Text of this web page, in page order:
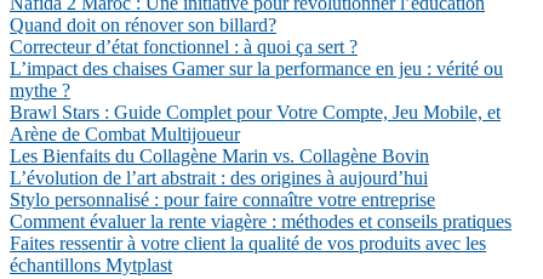
Quand doit on rénover son billard?
Correcteur d’état fonctionnel : à quoi ça sert ?
L’impact des chaises Gamer sur la performance en jeu : vérité ou
mythe ?
Brawl Stars : Guide Complet pour Votre Compte, Jeu Mobile, et
Arène de Combat Multijoueur
Les Bienfaits du Collagène Marin vs. Collagène Bovin
L’évolution de l’art abstrait : des origines à aujourd’hui
Stylo personnalisé : pour faire connaître votre entreprise
Comment évaluer la rente viagère : méthodes et conseils pratiques
Faites ressentir à votre client la qualité de vos produits avec les
échantillons Mytplast